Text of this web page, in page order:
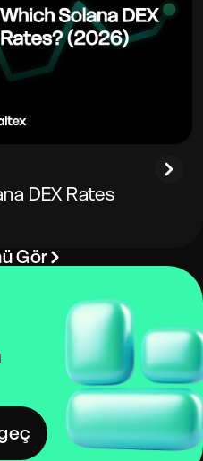
DEX Rates
Gör